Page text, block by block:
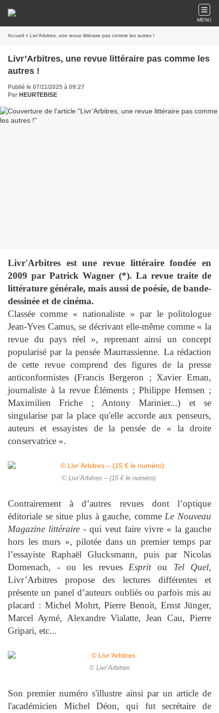
MENU
Accueil » Livr’Arbitres, une revue littéraire pas comme les autres !
Livr’Arbitres, une revue littéraire pas comme les
autres !
Publié le 07/11/2025 à 09:27
Par HEURTEBISE
Livr'Arbitres est une revue littéraire fondée en
2009 par Patrick Wagner (*). La revue traite de
littérature générale, mais aussi de poésie, de bande-
dessinée et de cinéma.
Classée comme « nationaliste » par le politologue
Jean-Yves Camus, se décrivant elle-même comme « la
revue du pays réel », reprenant ainsi un concept
popularisé par la pensée Maurrassienne. La rédaction
de cette revue comprend des figures de la presse
anticonformistes (Francis Bergeron ; Xavier Eman,
journaliste à la revue Éléments ; Philippe Hemsen ;
Maximilien Friche ; Antony Marinier...) et se
singularise par la place qu'elle accorde aux penseurs,
auteurs et essayistes de la pensée de « la droite
conservatrice ».
© Livr’Arbitres – (15 € le numéro).
Contrairement à d’autres revues dont l’optique
éditoriale se situe plus à gauche, comme Le Nouveau
Magazine littéraire - qui veut faire vivre « la gauche
hors les murs », pilotée dans un premier temps par
l’essayiste Raphaël Glucksmann, puis par Nicolas
Domenach, - ou les revues Espritou Tel Quel,
Livr’Arbitres propose des lectures différentes et
présente un panel d’auteurs oubliés ou parfois mis au
placard : Michel Mohrt, Pierre Benoit, Ernst Jünger,
Marcel Aymé, Alexandre Vialatte, Jean Cau, Pierre
Gripari, etc...
© Livr’Arbitres
Son premier numéro s'illustre ainsi par un article de
l'académicien Michel Déon, qui fut secrétaire de